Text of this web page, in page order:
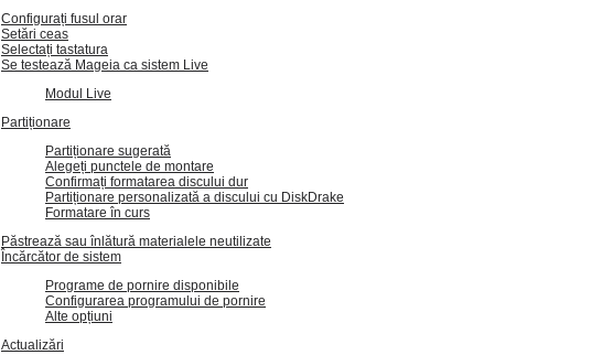
Configurați fusul orar
Setări ceas
Selectați tastatura
Se testează Mageia ca sistem Live
Modul Live
Partiționare
Partiționare sugerată
Alegeți punctele de montare
Confirmați formatarea discului dur
Partiționare personalizată a discului cu DiskDrake
Formatare în curs
Păstrează sau înlătură materialele neutilizate
Încărcător de sistem
Programe de pornire disponibile
Configurarea programului de pornire
Alte opțiuni
Actualizări